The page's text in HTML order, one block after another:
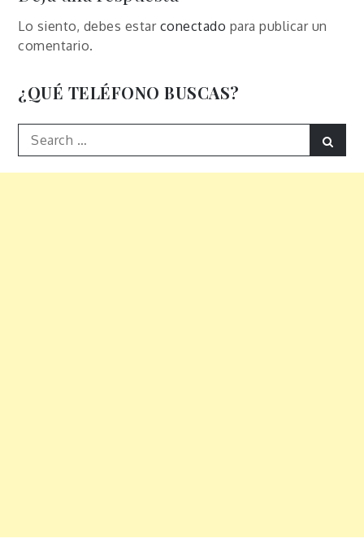
Lo siento, debes estar conectado para publicar un
comentario.
¿QUÉ TELÉFONO BUSCAS?
Search
for: